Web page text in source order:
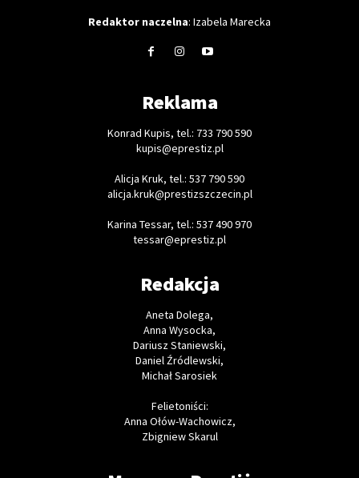
Redaktor naczelna: Izabela Marecka
Reklama
Konrad Kupis, tel.: 733 790 590
kupis@eprestiz.pl
Alicja Kruk, tel.: 537 790 590
alicja.kruk@prestizszczecin.pl
Karina Tessar, tel.: 537 490 970
tessar@eprestiz.pl
Redakcja
Aneta Dolega,
Anna Wysocka,
Dariusz Staniewski,
Daniel Źródlewski,
Michał Sarosiek
Felietoniści:
Anna Ołów-Wachowicz,
Zbigniew Skarul